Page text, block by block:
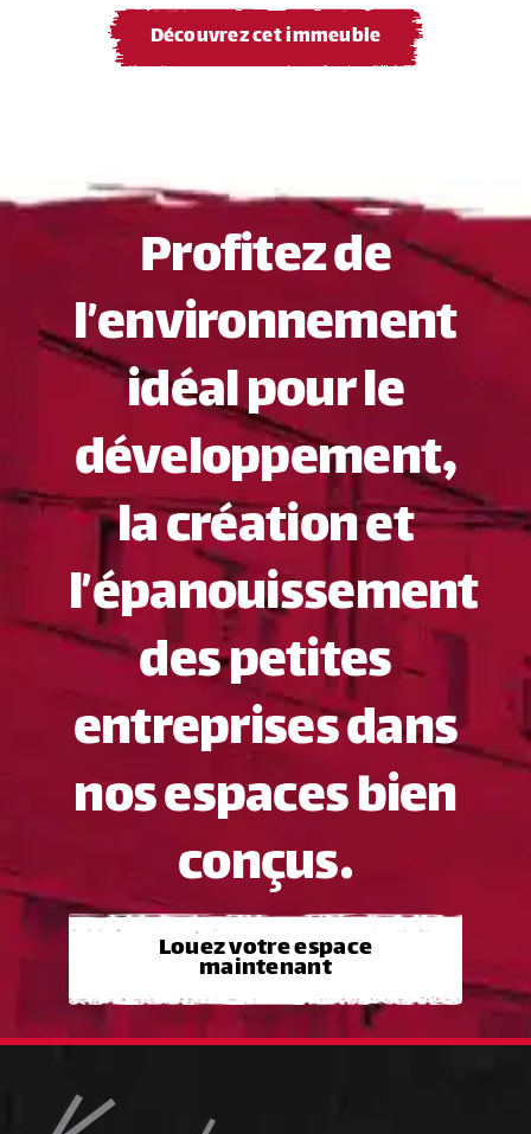
Découvrez cet immeuble
Profitez de
l’environnement
idéal pour le
développement,
la création et
l’épanouissement
des petites
entreprises dans
nos espaces bien
conçus.
Louez votre espace
maintenant